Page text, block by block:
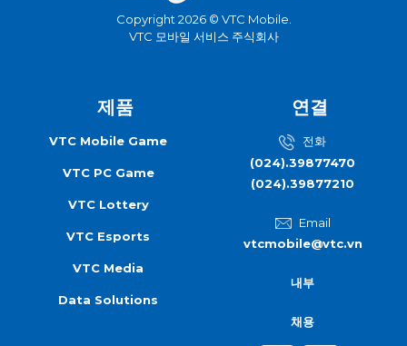
Copyright 2026 © VTC Mobile.
VTC 모바일 서비스 주식회사
제품
VTC Mobile Game
VTC PC Game
VTC Lottery
VTC Esports
VTC Media
Data Solutions
연결
전화
(024).39877470
(024).39877210
Email
vtcmobile@vtc.vn
내부
채용